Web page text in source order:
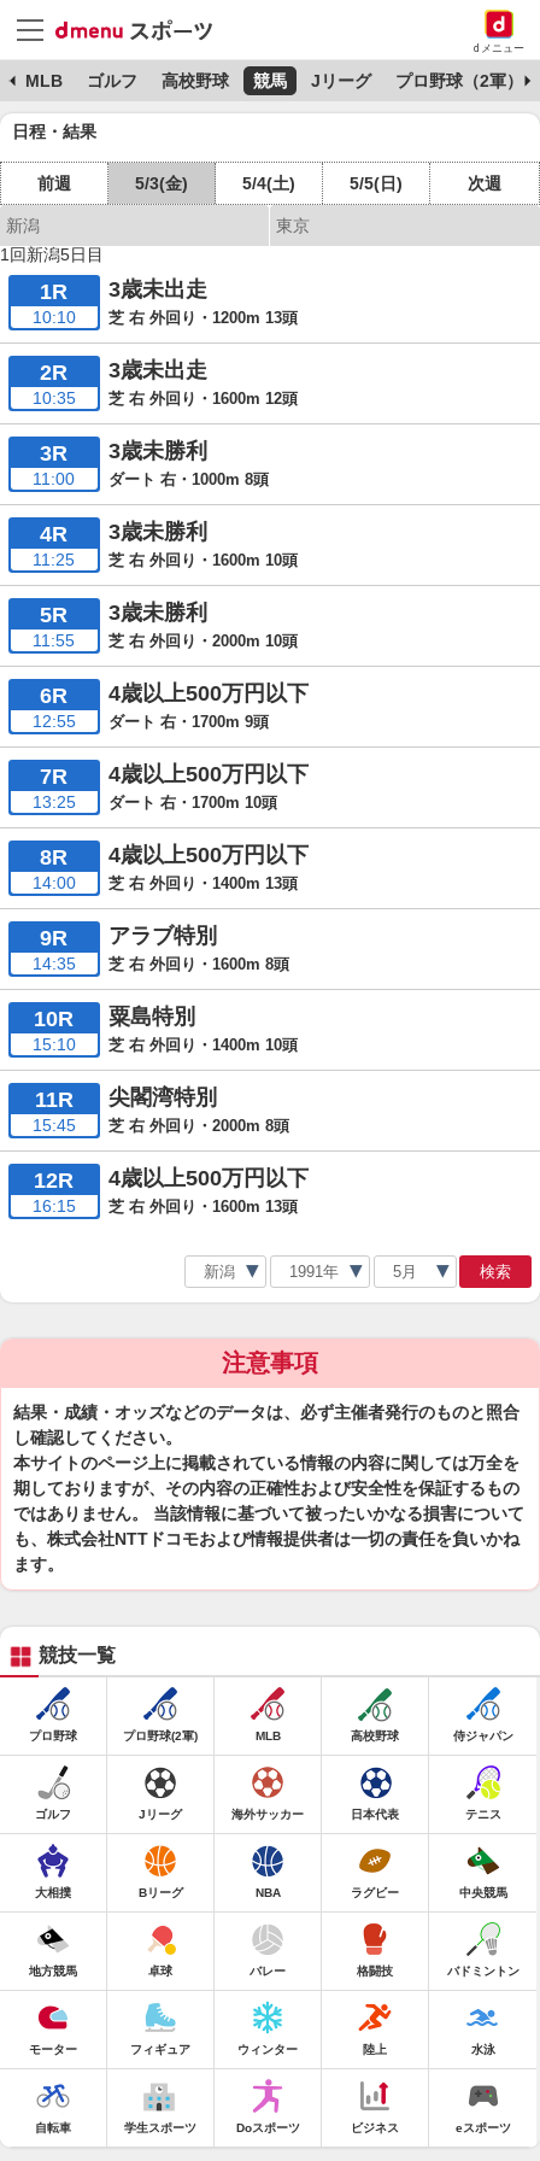
dメニュー
MLB ゴルフ 高校野球 競馬 Jリーグ プロ野球（2軍）
日程・結果
前週 5/3(金) 5/4(土) 5/5(日) 次週
新潟
東京
1回新潟5日目
1R
10:10
3歳未出走
芝 右 外回り・1200m 13頭
2R
10:35
3歳未出走
芝 右 外回り・1600m 12頭
3R
11:00
3歳未勝利
ダート 右・1000m 8頭
4R
11:25
3歳未勝利
芝 右 外回り・1600m 10頭
5R
11:55
3歳未勝利
芝 右 外回り・2000m 10頭
6R
12:55
4歳以上500万円以下
ダート 右・1700m 9頭
7R
13:25
4歳以上500万円以下
ダート 右・1700m 10頭
8R
14:00
4歳以上500万円以下
芝 右 外回り・1400m 13頭
9R
14:35
アラブ特別
芝 右 外回り・1600m 8頭
10R
15:10
粟島特別
芝 右 外回り・1400m 10頭
11R
15:45
尖閣湾特別
芝 右 外回り・2000m 8頭
12R
16:15
4歳以上500万円以下
芝 右 外回り・1600m 13頭
検索
注意事項
結果・成績・オッズなどのデータは、必ず主催者発行のものと照合
し確認してください。
本サイトのページ上に掲載されている情報の内容に関しては万全を
期しておりますが、その内容の正確性および安全性を保証するもの
ではありません。 当該情報に基づいて被ったいかなる損害について
も、株式会社NTTドコモおよび情報提供者は一切の責任を負いかね
ます。
競技一覧
プロ野球 プロ野球(2軍) MLB 高校野球 侍ジャパン
ゴルフ Jリーグ 海外サッカー 日本代表 テニス
大相撲 Bリーグ NBA ラグビー 中央競馬
地方競馬 卓球 バレー 格闘技 バドミントン
モーター フィギュア ウィンター 陸上 水泳
自転車 学生スポーツ Doスポーツ ビジネス eスポーツ